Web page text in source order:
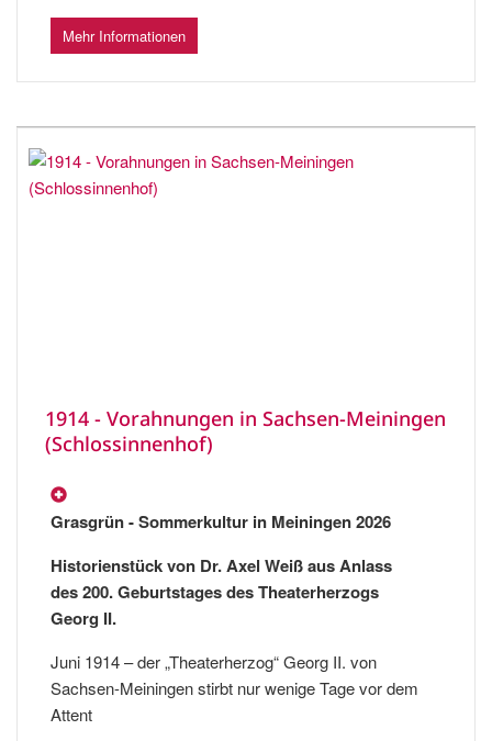
Mehr Informationen
1914 - Vorahnungen in Sachsen-Meiningen
(Schlossinnenhof)
Grasgrün - Sommerkultur in Meiningen 2026
Historienstück von Dr. Axel Weiß aus Anlass
des 200. Geburtstages des Theaterherzogs
Georg II.
Juni 1914 – der „Theaterherzog“ Georg II. von
Sachsen-Meiningen stirbt nur wenige Tage vor dem
Attent